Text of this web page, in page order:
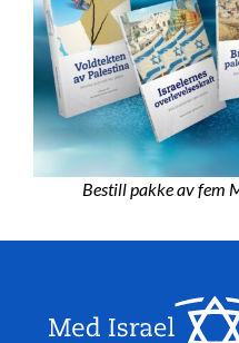
Bestill pakke av fem